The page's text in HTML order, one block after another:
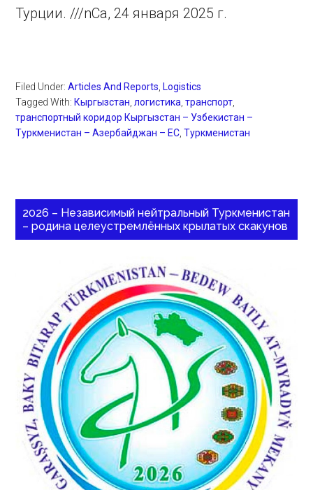
Турции. ///nCa, 24 января 2025 г.
Filed Under:Articles And Reports Logistics
Tagged With: Кыргызстан ,логистика ,транспорт
транспортный коридор Кыргызстан – Узбекистан –
Туркменистан – Азербайджан – ЕС ,Туркменистан
2026 – Независимый нейтральный Туркменистан
– родина целеустремлённых крылатых скакунов